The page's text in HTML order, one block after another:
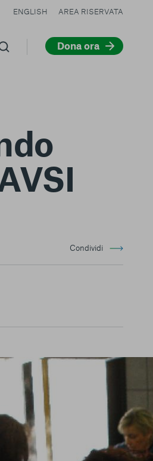
Dona ora
ENGLISH AREA RISERVATA
Condividi